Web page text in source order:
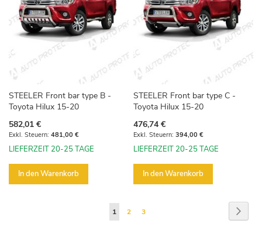
STEELER Front bar type B -
Toyota Hilux 15-20
582,01 €
481,00 €
LIEFERZEIT 20-25 TAGE
In den Warenkorb
STEELER Front bar type C -
Toyota Hilux 15-20
476,74 €
394,00 €
LIEFERZEIT 20-25 TAGE
In den Warenkorb
Seite
Sie
1 Seite
2 Seite
3